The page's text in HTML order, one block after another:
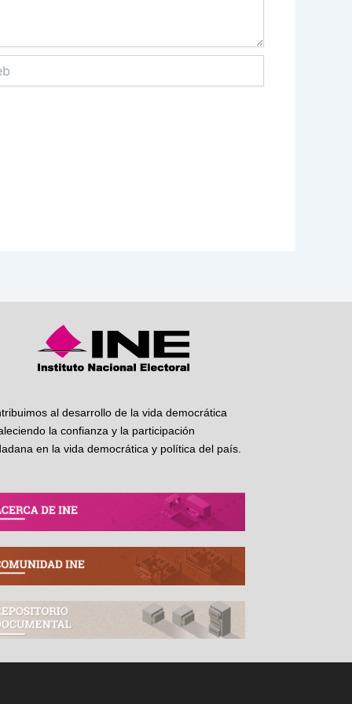
al desarrollo de la vida democrática
la confianza y la participación
en la vida democrática y política del país.